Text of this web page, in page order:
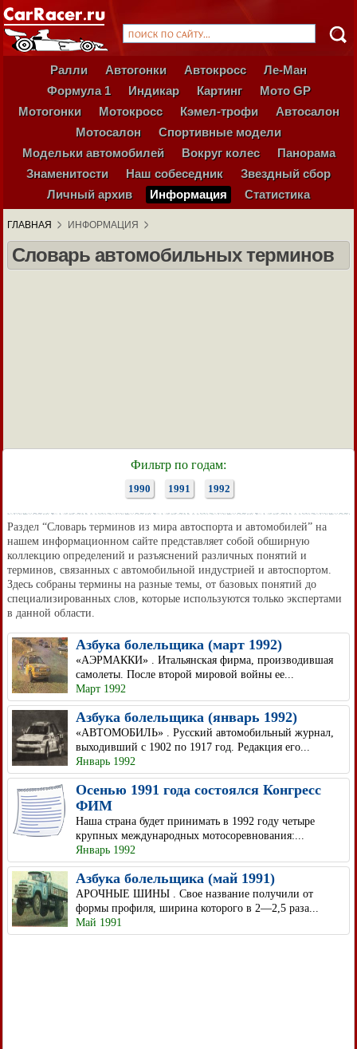
Ралли Автогонки Автокросс
Ле-Ман
Формула 1
Индикар Картинг
Мото GP
Мотогонки
Мотокросс Кэмел-трофи
Автосалон
Мотосалон
Спортивные модели
Модельки автомобилей
Вокруг колес
Панорама
Знаменитости
Наш собеседник
Звездный сбор
Личный архив
Информация Статистика
ГЛАВНАЯ ИНФОРМАЦИЯ
Словарь автомобильных терминов
Фильтр по годам:
1990 1991 1992
Раздел “Словарь терминов из мира автоспорта и автомобилей” на
нашем информационном сайте представляет собой обширную
коллекцию определений и разъяснений различных понятий и
терминов, связанных с автомобильной индустрией и автоспортом.
Здесь собраны термины на разные темы, от базовых понятий до
специализированных слов, которые используются только экспертами
в данной области.
Азбука болельщика (март 1992)
«АЭРМАККИ» . Итальянская фирма, производившая
самолеты. После второй мировой войны ее...
Март 1992
Азбука болельщика (январь 1992)
«АВТОМОБИЛЬ» . Русский автомобильный журнал,
выходивший с 1902 по 1917 год. Редакция его...
Январь 1992
Осенью 1991 года состоялся Конгресс
ФИМ
Наша страна будет принимать в 1992 году четыре
крупных международных мотосоревнования:...
Январь 1992
Азбука болельщика (май 1991)
АРОЧНЫЕ ШИНЫ . Свое название получили от
формы профиля, ширина которого в 2—2,5 раза...
Май 1991